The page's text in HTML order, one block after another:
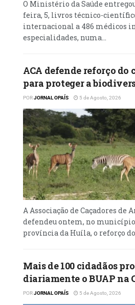
meses de subsídios em
motivou greves e
institucionais. Após
trabalhadores, o Sindicato
interpolada entre
2024. A paralisação foi
Setembro, depois de o
Archer Mangueira, ter
município da Bibala que a
resolvida em 30 dias —
cumprido.
A falta de avanços levou o
Bibala a convocar nova
de Novembro, exigindo o
integral dos subsídios em
a paralisação foi novamente
Dezembro, após
entre o Governo Provincial
Provincial do SINPROF.
POR: João Katombela, no
O Ministério da Saúde
feira, 5, livros técnico-
internacional a 486 médicos
especialidades, numa...
ACA defende reforço do
para proteger a
PORJORNAL OPAÍS 5 de Agosto, 2026
A Associação de Caçadores de
defendeu ontem, no município
província da Huíla, o reforço do
Mais de 100 cidadãos
diariamente o BUAP na
PORJORNAL OPAÍS 5 de Agosto, 2026